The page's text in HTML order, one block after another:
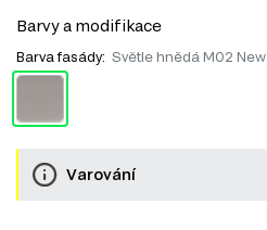
Barvy a modifikace
Barva fasády: Světle hnědá M02 New
Varování